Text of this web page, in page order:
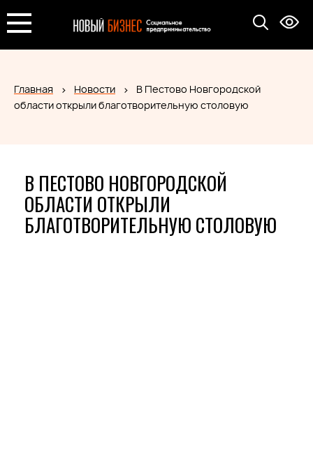
Главная Новости
В Пестово Новгородской
области открыли благотворительную столовую
В ПЕСТОВО НОВГОРОДСКОЙ
ОБЛАСТИ ОТКРЫЛИ
БЛАГОТВОРИТЕЛЬНУЮ СТОЛОВУЮ